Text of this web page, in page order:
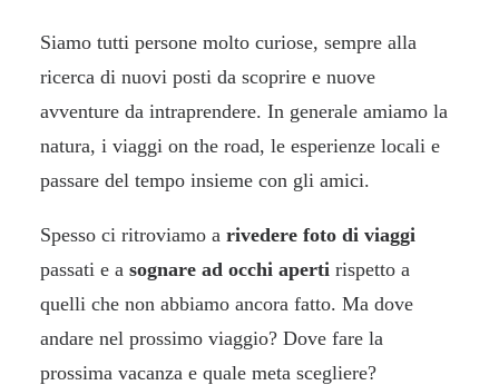
Siamo tutti persone molto curiose, sempre alla
ricerca di nuovi posti da scoprire e nuove
avventure da intraprendere. In generale amiamo la
natura, i viaggi on the road, le esperienze locali e
passare del tempo insieme con gli amici.
Spesso ci ritroviamo a rivedere foto di viaggi
passati e a sognare ad occhi aperti rispetto a
quelli che non abbiamo ancora fatto. Ma dove
andare nel prossimo viaggio? Dove fare la
prossima vacanza e quale meta scegliere?